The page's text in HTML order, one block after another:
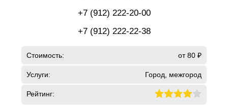
+7 (912) 222-20-00
+7 (912) 222-22-38
Стоимость: от 80 ₽
Услуги: Город, межгород
Рейтинг: